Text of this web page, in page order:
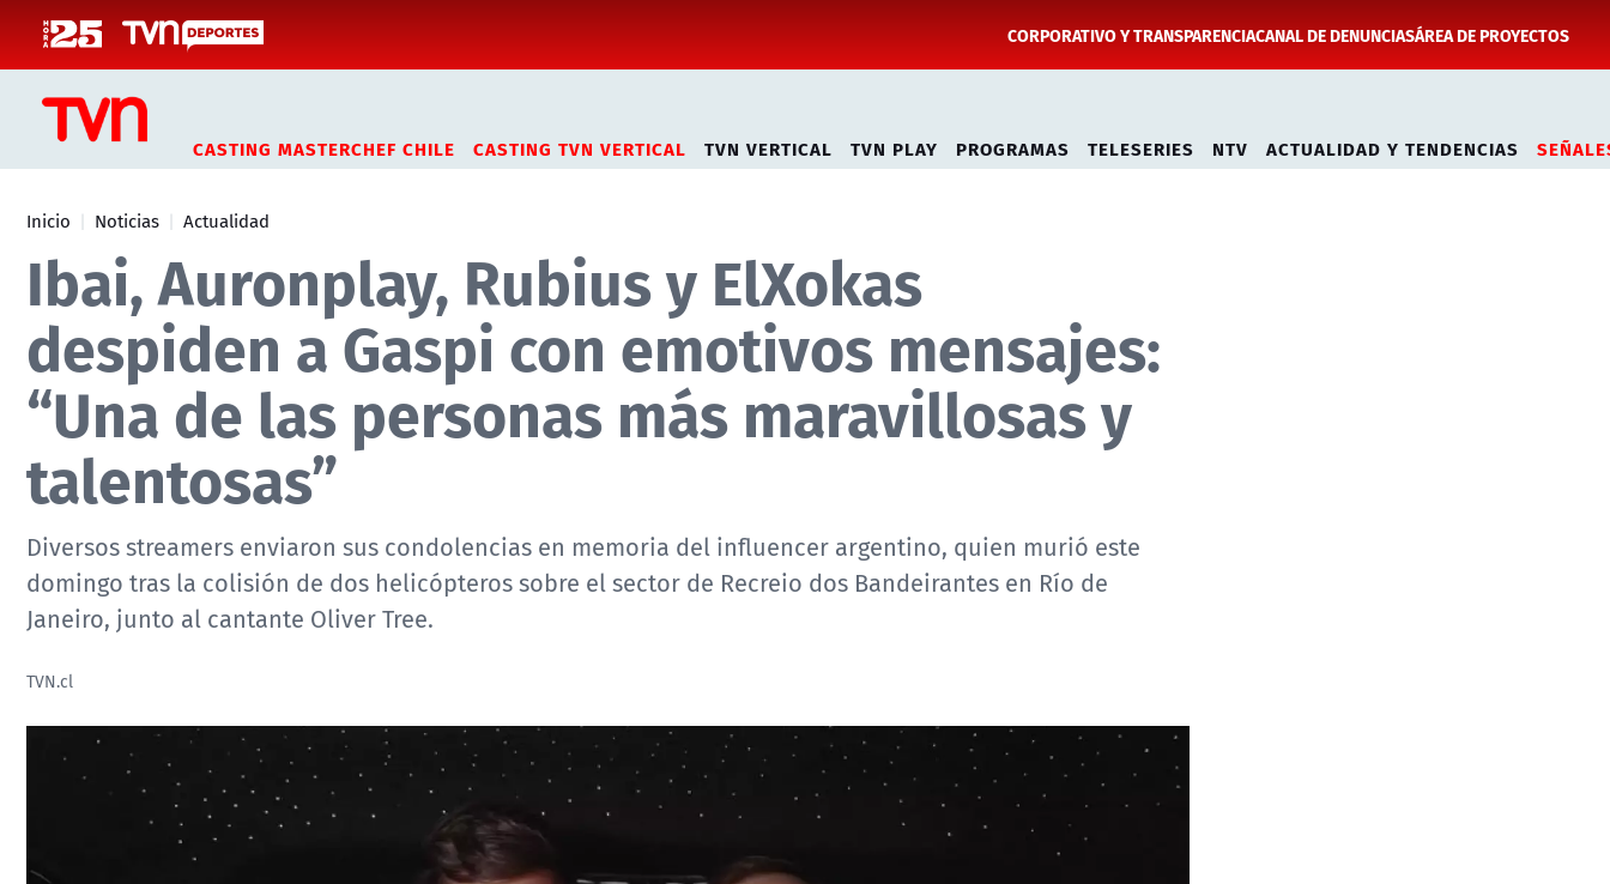
CORPORATIVO Y TRANSPARENCIACANAL DE DENUNCIASÁREA DE PROYECTOS
CASTING MASTERCHEF CHILE CASTING TVN VERTICAL TVN VERTICAL TVN PLAY PROGRAMAS TELESERIES NTV ACTUALIDAD Y TENDENCIAS
Inicio Noticias Actualidad
Ibai, Auronplay, Rubius y ElXokas
despiden a Gaspi con emotivos mensajes:
“Una de las personas más maravillosas y
talentosas”
Diversos streamers enviaron sus condolencias en memoria del influencer argentino, quien murió este
domingo tras la colisión de dos helicópteros sobre el sector de Recreio dos Bandeirantes en Río de
Janeiro, junto al cantante Oliver Tree.
TVN.cl